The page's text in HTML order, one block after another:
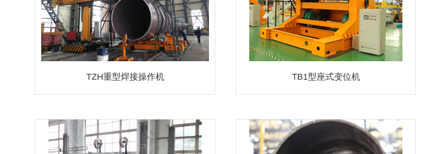
TZH重型焊接操作机 TB1型座式变位机